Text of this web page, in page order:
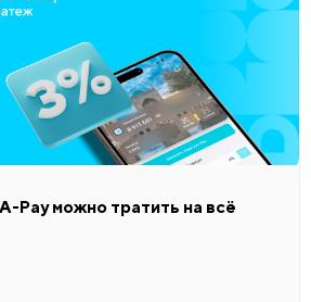
Pay можно тратить на всё